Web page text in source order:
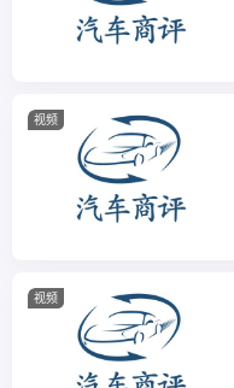
视频
视频